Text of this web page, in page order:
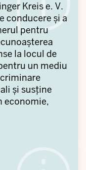
Kreis e. V.
conducere și a
pentru
la locul de
un mediu
și susține
economie,